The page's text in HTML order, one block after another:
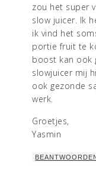
zou het super
slow juicer. Ik
ik vind het
portie fruit te
boost kan ook
slowjuicer mij
ook gezonde
werk.
Groetjes,
Yasmin